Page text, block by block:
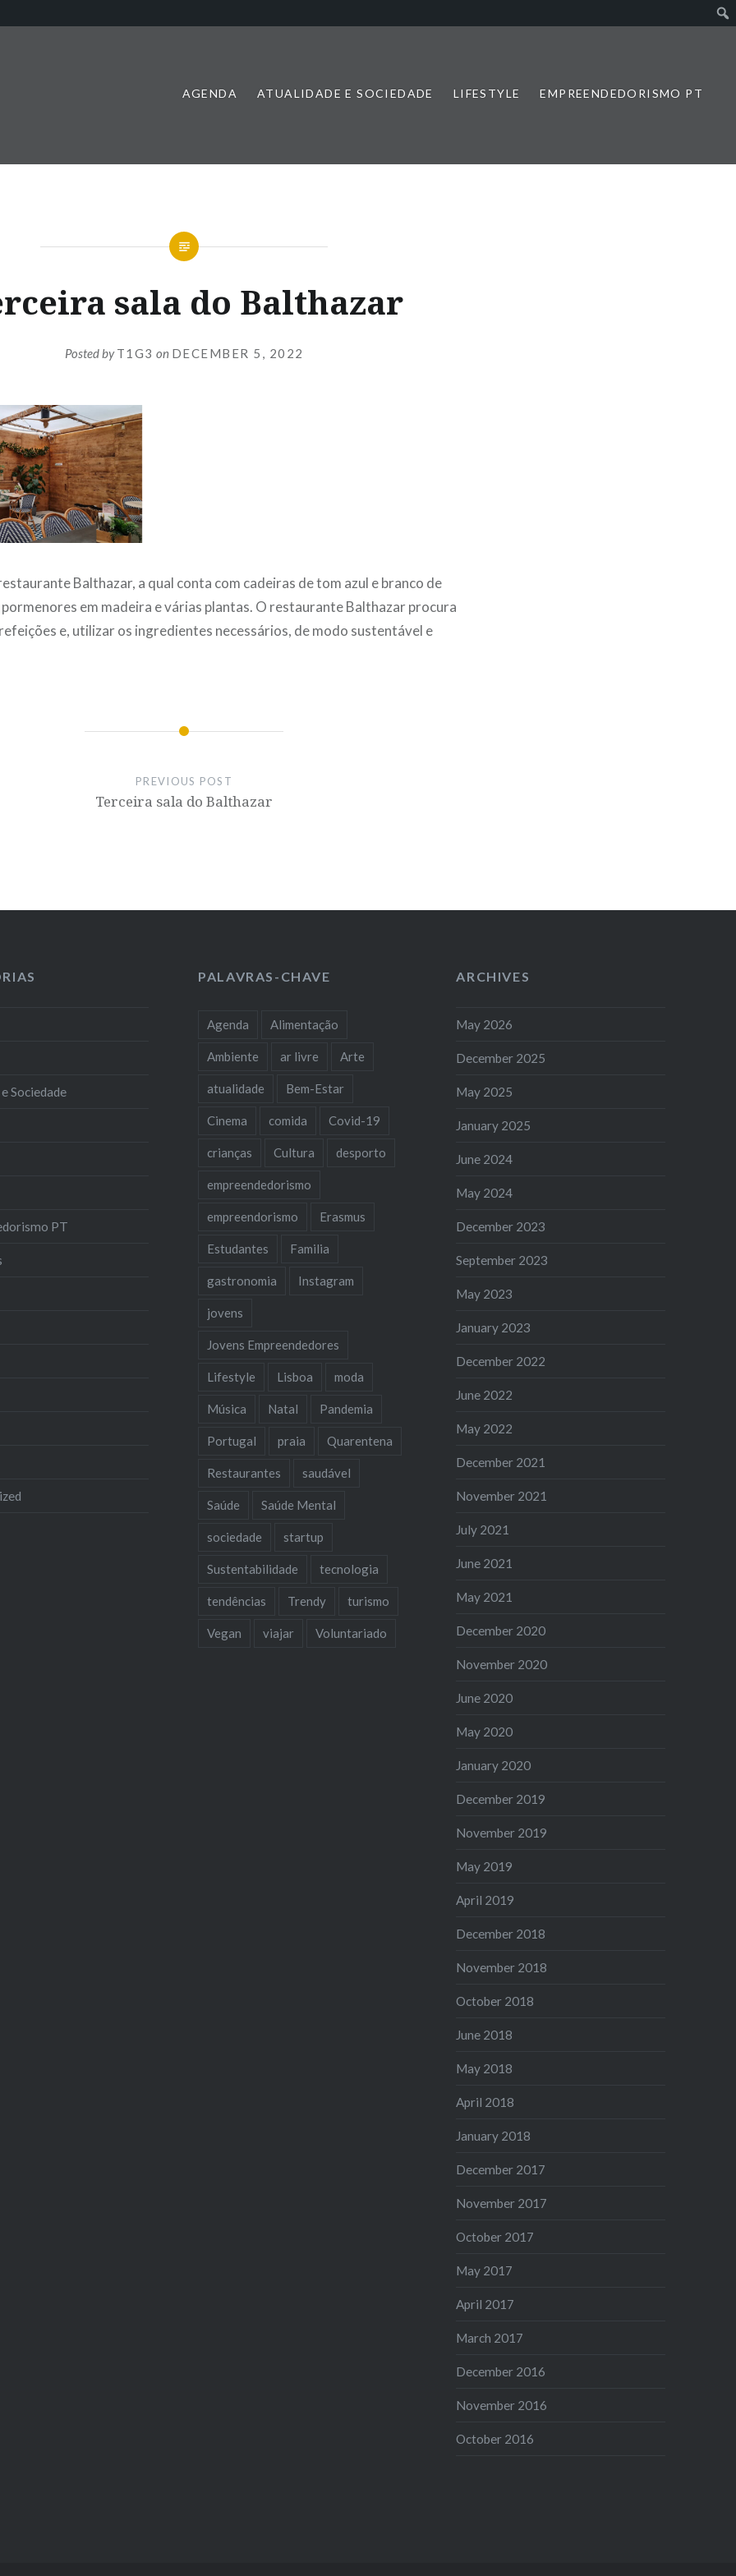
AGENDA ATUALIDADE E SOCIEDADE LIFESTYLE EMPREENDEDORISMO PT
sala do Balthazar
Posted byT1G3 on DECEMBER 5, 2022
Balthazar, a qual conta com cadeiras de tom azul e branco de
em madeira e várias plantas. O restaurante Balthazar procura
e, utilizar os ingredientes necessários, de modo sustentável e
PREVIOUS POST
Terceira sala do Balthazar
Sociedade
PT
PALAVRAS-CHAVE
Agenda Alimentação
Ambiente ar livre Arte
atualidade Bem-Estar
Cinema comida Covid-19
crianças Cultura desporto
empreendedorismo
empreendorismo Erasmus
Estudantes Familia
gastronomia Instagram
jovens
Jovens Empreendedores
Lifestyle Lisboa moda
Música Natal Pandemia
Portugal praia Quarentena
Restaurantes saudável
Saúde Saúde Mental
sociedade startup
Sustentabilidade tecnologia
tendências Trendy turismo
Vegan viajar Voluntariado
ARCHIVES
May 2026
December 2025
May 2025
January 2025
June 2024
May 2024
December 2023
September 2023
May 2023
January 2023
December 2022
June 2022
May 2022
December 2021
November 2021
July 2021
June 2021
May 2021
December 2020
November 2020
June 2020
May 2020
January 2020
December 2019
November 2019
May 2019
April 2019
December 2018
November 2018
October 2018
June 2018
May 2018
April 2018
January 2018
December 2017
November 2017
October 2017
May 2017
April 2017
March 2017
December 2016
November 2016
October 2016